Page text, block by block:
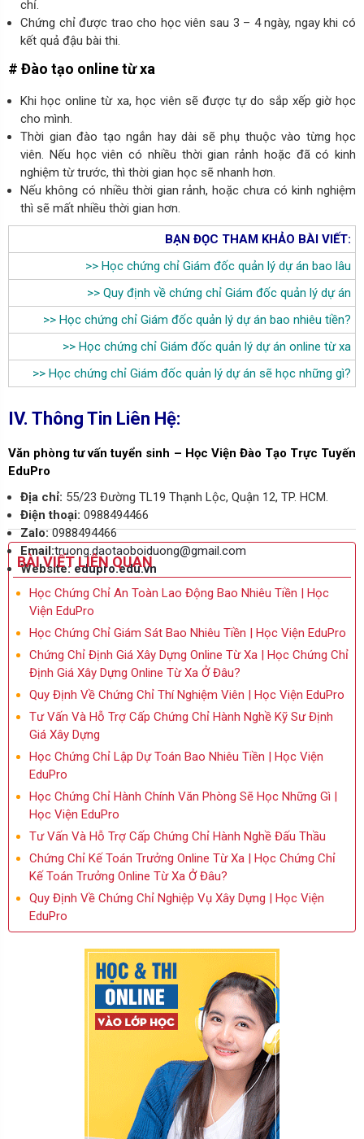
chỉ.
Chứng chỉ được trao cho học viên sau 3 – 4 ngày, ngay khi có
kết quả đậu bài thi.
# Đào tạo online từ xa
Khi học online từ xa, học viên sẽ được tự do sắp xếp giờ học
cho mình.
Thời gian đào tạo ngắn hay dài sẽ phụ thuộc vào từng học
viên. Nếu học viên có nhiều thời gian rảnh hoặc đã có kinh
nghiệm từ trước, thì thời gian học sẽ nhanh hơn.
Nếu không có nhiều thời gian rảnh, hoặc chưa có kinh nghiệm
thì sẽ mất nhiều thời gian hơn.
BẠN ĐỌC THAM KHẢO BÀI VIẾT:
>> Học chứng chỉ Giám đốc quản lý dự án bao lâu
>> Quy định về chứng chỉ Giám đốc quản lý dự án
>> Học chứng chỉ Giám đốc quản lý dự án bao nhiêu tiền?
>> Học chứng chỉ Giám đốc quản lý dự án online từ xa
>> Học chứng chỉ Giám đốc quản lý dự án sẽ học những gì?
IV. Thông Tin Liên Hệ:
Văn phòng tư vấn tuyển sinh – Học Viện Đào Tạo Trực Tuyến
EduPro
Địa chỉ: 55/23 Đường TL19 Thạnh Lộc, Quận 12, TP. HCM.
Điện thoại: 0988494466
Zalo:0988494466
Email:truong.daotaoboiduong@gmail.com
Website: edupro.edu.vn
BÀI VIẾT LIÊN QUAN
Học Chứng Chỉ An Toàn Lao Động Bao Nhiêu Tiền | Học
Viện EduPro
Học Chứng Chỉ Giám Sát Bao Nhiêu Tiền | Học Viện EduPro
Chứng Chỉ Định Giá Xây Dựng Online Từ Xa | Học Chứng Chỉ
Định Giá Xây Dựng Online Từ Xa Ở Đâu?
Quy Định Về Chứng Chỉ Thí Nghiệm Viên | Học Viện EduPro
Tư Vấn Và Hỗ Trợ Cấp Chứng Chỉ Hành Nghề Kỹ Sư Định
Giá Xây Dựng
Học Chứng Chỉ Lập Dự Toán Bao Nhiêu Tiền | Học Viện
EduPro
Học Chứng Chỉ Hành Chính Văn Phòng Sẽ Học Những Gì |
Học Viện EduPro
Tư Vấn Và Hỗ Trợ Cấp Chứng Chỉ Hành Nghề Đấu Thầu
Chứng Chỉ Kế Toán Trưởng Online Từ Xa | Học Chứng Chỉ
Kế Toán Trưởng Online Từ Xa Ở Đâu?
Quy Định Về Chứng Chỉ Nghiệp Vụ Xây Dựng | Học Viện
EduPro